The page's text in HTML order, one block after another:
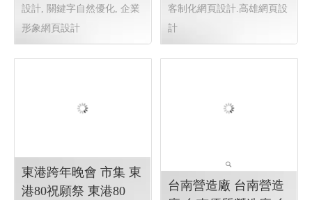
公司 ╱台南網頁設計
能熱影像空拍, 太陽能建造,
太陽能規劃
太陽能維運, 電
北網頁設計 程式設計
台北網頁設計
程式設計 RWD 響應式網頁設